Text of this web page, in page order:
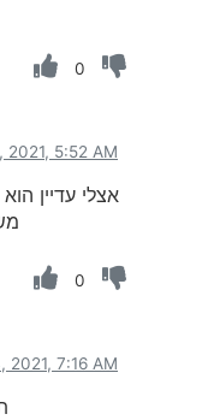
0
2021, 5:52 AM
אצלי עדיין
0
2021, 7:16 AM